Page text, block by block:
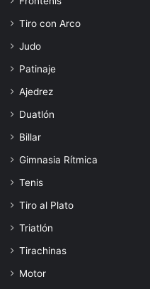
Tiro con Arco
Judo
Patinaje
Ajedrez
Duatlón
Billar
Gimnasia Rítmica
Tenis
Tiro al Plato
Triatlón
Tirachinas
Motor